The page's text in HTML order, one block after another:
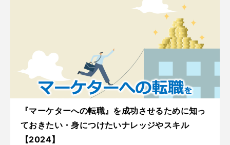
『マーケターへの転職』を成功させるために知っ
ておきたい・身につけたいナレッジやスキル
【2024】